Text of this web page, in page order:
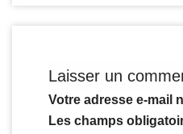
Laisser un
Votre adresse e-mail
Les champs